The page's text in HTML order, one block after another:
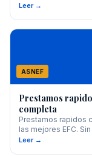
Leer →
ASNEF
Prestamos
completa
Prestamos rapidos
las mejores EFC. Sin
Leer →